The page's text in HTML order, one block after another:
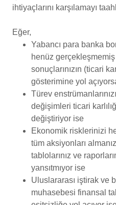
ihtiyaçlarını karşılamayı
Eğer,
Yabancı para banka
henüz gerçekleşmemiş
sonuçlarınızın (ticari
gösterimine yol
Türev
değişimleri ticari
değiştiriyor ise
Ekonomik risklerinizi
tüm aksiyonları
tablolarınız ve
yansıtmıyor ise
Uluslararası iştirak ve
muhasebesi finansal